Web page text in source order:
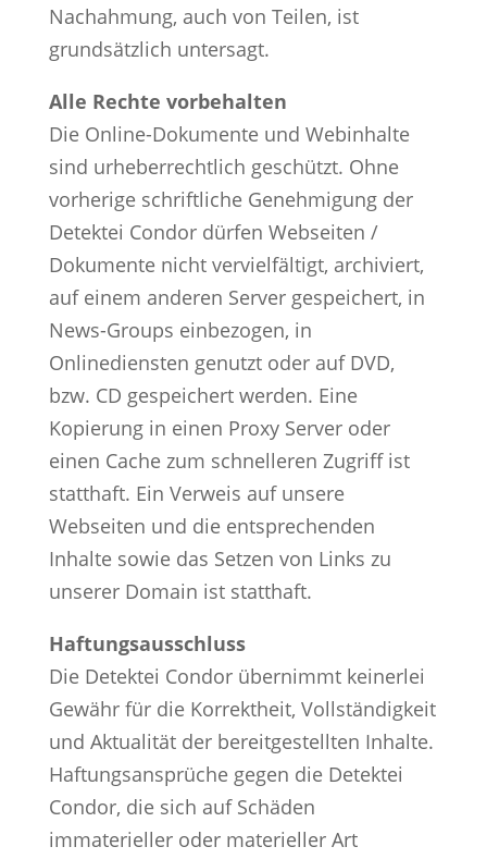
Nachahmung, auch von Teilen, ist
grundsätzlich untersagt.
Alle Rechte vorbehalten
Die Online-Dokumente und Webinhalte
sind urheberrechtlich geschützt. Ohne
vorherige schriftliche Genehmigung der
Detektei Condor dürfen Webseiten /
Dokumente nicht vervielfältigt, archiviert,
auf einem anderen Server gespeichert, in
News-Groups einbezogen, in
Onlinediensten genutzt oder auf DVD,
bzw. CD gespeichert werden. Eine
Kopierung in einen Proxy Server oder
einen Cache zum schnelleren Zugriff ist
statthaft. Ein Verweis auf unsere
Webseiten und die entsprechenden
Inhalte sowie das Setzen von Links zu
unserer Domain ist statthaft.
Haftungsausschluss
Die Detektei Condor übernimmt keinerlei
Gewähr für die Korrektheit, Vollständigkeit
und Aktualität der bereitgestellten Inhalte.
Haftungsansprüche gegen die Detektei
Condor, die sich auf Schäden
immaterieller oder materieller Art